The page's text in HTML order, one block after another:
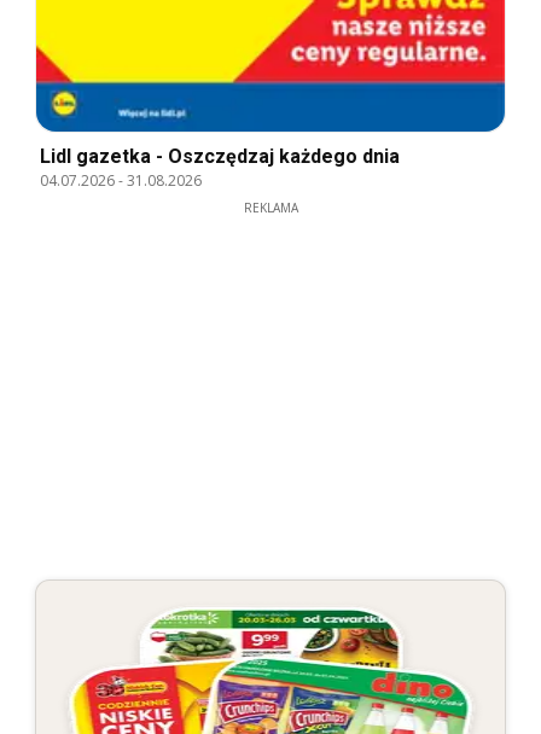
Lidl gazetka - Oszczędzaj każdego dnia
04.07.2026-31.08.2026
REKLAMA